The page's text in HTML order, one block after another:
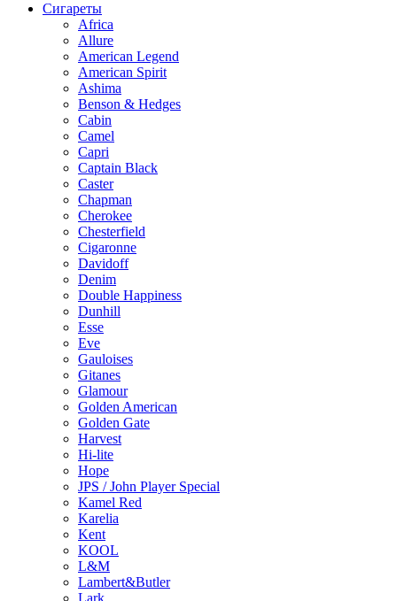
Сигареты
Africa
Allure
American Legend
American Spirit
Ashima
Benson & Hedges
Cabin
Camel
Capri
Captain Black
Caster
Chapman
Cherokee
Chesterfield
Cigaronne
Davidoff
Denim
Double Happiness
Dunhill
Esse
Eve
Gauloises
Gitanes
Glamour
Golden American
Golden Gate
Harvest
Hi-lite
Hope
JPS / John Player Special
Kamel Red
Karelia
Kent
KOOL
L&M
Lambert&Butler
Lark